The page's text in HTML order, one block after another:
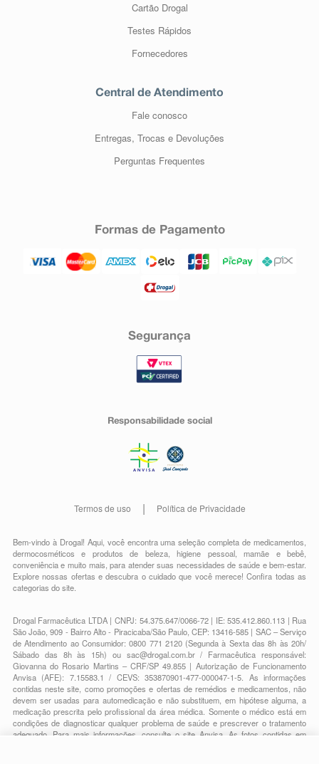
Cartão Drogal
Testes Rápidos
Fornecedores
Central de Atendimento
Fale conosco
Entregas, Trocas e Devoluções
Perguntas Frequentes
Formas de Pagamento
Segurança
Responsabilidade social
Termos de uso Política de Privacidade
Bem-vindo à Drogal! Aqui, você encontra uma seleção completa demedicamentos
dermocosméticos e produtos de beleza,higiene pessoal,mamãe e bebê
conveniênciae muito mais, para atender suas necessidades de saúde e bem-estar.
Explore nossas ofertas e descubra o cuidado que você merece!Confira todas as
categorias do site.
Drogal Farmacêutica LTDA | CNPJ: 54.375.647/0066-72 | IE: 535.412.860.113 | Rua
São João, 909 - Bairro Alto - Piracicaba/São Paulo, CEP: 13416-585 | SAC – Serviço
de Atendimento ao Consumidor: 0800 771 2120 (Segunda à Sexta das 8h às 20h/
Sábado das 8h às 15h) ou sac@drogal.com.br/ Farmacêutica responsável:
Giovanna do Rosario Martins – CRF/SP 49.855 | Autorização de Funcionamento
Anvisa (AFE): 7.15583.1 / CEVS: 353870901-477-000047-1-5. As informações
contidas neste site, como promoções e ofertas de remédios e medicamentos, não
devem ser usadas para automedicação e não substituem, em hipótese alguma, a
medicação prescrita pelo profissional da área médica. Somente o médico está em
condições de diagnosticar qualquer problema de saúde e prescrever o tratamento
adequado. Para mais informações, consulte o site Anvisa. As fotos contidas em